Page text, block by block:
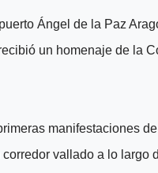
Ángel de la Paz
un homenaje de la
manifestaciones
vallado a lo largo